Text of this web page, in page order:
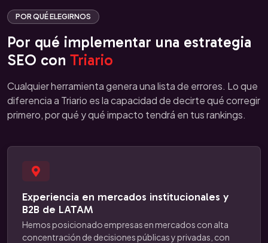
POR QUÉ ELEGIRNOS
Por qué implementar una estrategia
SEO con Triario
Cualquier herramienta genera una lista de errores. Lo que
diferencia a Triario es la capacidad de decirte qué corregir
primero, por qué y qué impacto tendrá en tus rankings.
Experiencia en mercados institucionales y
B2B de LATAM
Hemos posicionado empresas en mercados con alta
concentración de decisiones públicas y privadas, con